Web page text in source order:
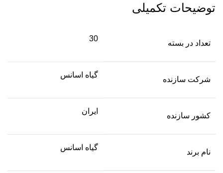
توضیحات تکمیلی
تعداد در بسته
30
شرکت سازنده
گیاه اسانس
کشور سازنده
ایران
نام برند
گیاه اسانس